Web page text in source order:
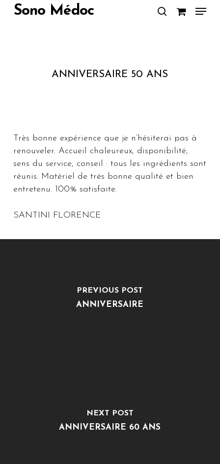
SkipSono Médoc Menu
ANNIVERSAIRE 50 ANS
Très bonne expérience que je n’hésiterai pas à
renouveler. Accueil chaleureux, disponibilité,
sens du service, conseil : tous les ingrédients sont
réunis. Matériel de trés bonne qualité et bien
entretenu. 100% satisfaite.
SANTINI FLORENCE
PREVIOUS POST
ANNIVERSAIRE
NEXT POST
ANNIVERSAIRE 60 ANS